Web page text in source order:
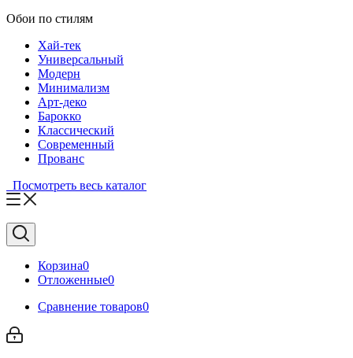
Обои по стилям
Хай-тек
Универсальный
Модерн
Минимализм
Арт-деко
Барокко
Классический
Современный
Прованс
Посмотреть весь каталог
Корзина0
Отложенные0
Сравнение товаров0